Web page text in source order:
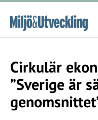
Cirkulär
”Sverige är